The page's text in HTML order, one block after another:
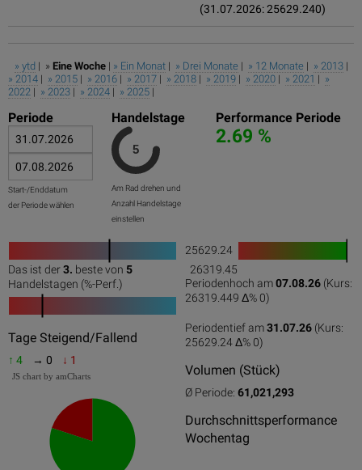
(31.07.2026: 25629.240)
» ytd | » Eine Woche | » Ein Monat | » Drei Monate | » 12 Monate | » 2013 |
» 2014 | » 2015 | » 2016 | » 2017 | » 2018 | » 2019 | » 2020 | » 2021 | »
2022 | » 2023 | » 2024 | » 2025 |
Periode
Start-/Enddatum
der Periode wählen
Handelstage
Am Rad drehen und
Anzahl Handelstage
einstellen
Performance Periode
2.69 %
Das ist der3. beste von 5
Handelstagen (%-Perf.)
0 50
Tage Steigend/Fallend
↑ 4 → 0 ↓ 1
JS chart by amCharts
25629.24
1
26319.45
Periodenhoch am07.08.26 (Kurs:
26319.449 Δ% 0)
Periodentief am31.07.26 (Kurs:
25629.24 Δ% 0)
Volumen (Stück)
Ø Periode: 61,021,293
Durchschnittsperformance
Wochentag